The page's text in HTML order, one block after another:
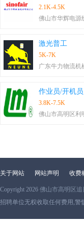
2.1K-4.5K
佛山市华辉电源
激光普工
5K-7K
广东牛力物流机
作业员/开机员
3.8K-7.5K
佛山市高明区利
关于网站 网站声明 收费
Copyright 2026 佛山市高明区追
招聘单位无权收取任何费用,警